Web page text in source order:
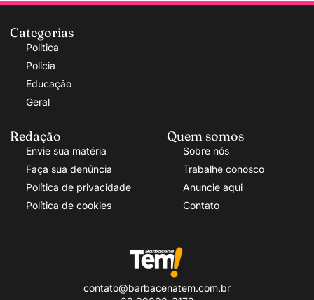
Categorias
Politica
Polícia
Educação
Geral
Redação
Envie sua matéria
Faça sua denúncia
Política de privacidade
Política de cookies
Quem somos
Sobre nós
Trabalhe conosco
Anuncie aqui
Contato
contato@barbacenatem.com.br